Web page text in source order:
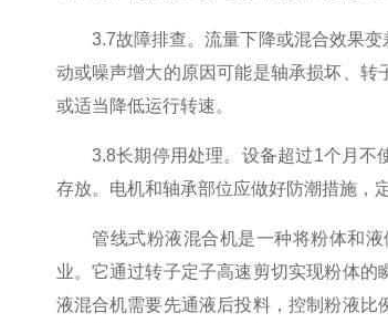
3.7故障排查。流量下降或混合效果变
动或噪声增大的原因可能是轴承损坏、转
或适当降低运行转速。
3.8长期停用处理。设备超过1个月不使
存放。电机和轴承部位应做好防潮措施，
管线式粉液混合机是一种将粉体和液
业。它通过转子定子高速剪切实现粉体
液混合机需要先通液后投料，控制粉液比